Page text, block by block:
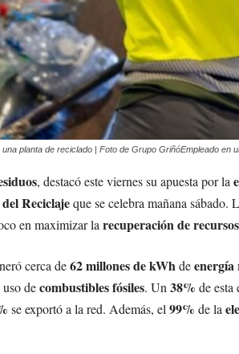
una planta de reciclado | Foto de Grupo GriñóEmpleado en
, destacó este viernes su apuesta por la
Reciclajeque se celebra mañana sábado.
en maximizar larecuperación de
cerca de62 millones de kWhdeenergía
decombustibles fósiles. Un38% de esta
se exportó a la red. Además, el99% de la